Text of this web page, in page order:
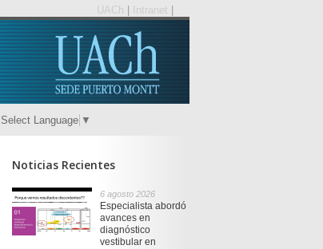
UACh Intranet
Select Language ▼
Noticias Recientes
6 agosto 2026
Especialista abordó
avances en
diagnóstico
vestibular en